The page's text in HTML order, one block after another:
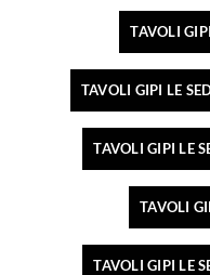
TAVOLI
TAVOLI GIPI LE
TAVOLI GIPI LE
TAVOLI
TAVOLI GIPI LE